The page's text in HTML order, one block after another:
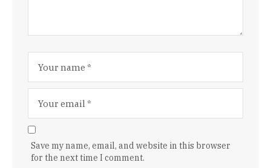
Save my name, email, and website in this browser
for the next time I comment.